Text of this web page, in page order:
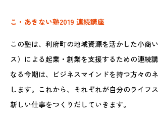
こ・あきない塾2019 連続講座
この塾は、利府町の地域資源を活かした小商
ス）による起業・創業を支援するための連続
なる今期は、ビジネスマインドを持つ方々の
します。これから、それぞれが自分のライフ
新しい仕事をつくりだしていきます。